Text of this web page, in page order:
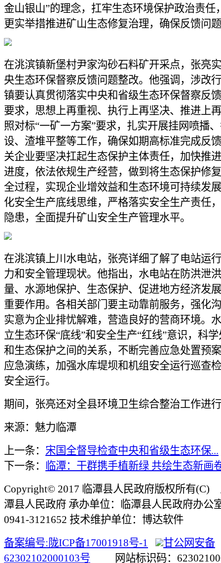
金山银山”的理念，扛牢生态环境保护政治责任
更实举措推进矿山生态修复治理，确保反馈问
在洮滨镇新堡村尹家沟砂石料矿开采点，张亮
央生态环保督察反馈问题整改。他强调，涉改
镇要认真贯彻落实中央和省级生态环保督察反
要求，思想上再重视、执行上再坚决、推进上
照对标“一矿一方案”要求，扎实开展挂网喷播
设、渣堆平整等工作，确保如期高标准完成反
关企业要坚决扛起生态保护主体责任，加快推
进度，依法依规生产经营，做到将生态保护修
全过程，实现企业增效益和生态环境可持续发
化安全生产底线思维，严格落实安全生产责任
隐患，全面提升矿山安全生产管理水平。
在洮滨镇上川水电站，张亮详细了解了电站运
力和安全管理现状。他指出，水电站在防洪泄
量、水源地保护、生态保护、促进地方经济发
重要作用。各相关部门要主动靠前服务，强化
实意为企业排忧解难，营造良好的营商环境。
立生态环保“底线”和安全生产“红线”意识，科
和生态保护之间的关系，不断完善应急处置预
应急演练，加强水库堤坝和机组安全运行巡查
安全运行。
期间，张亮还对全县环境卫生综合整治工作进
来源：魅力临潭
上一条： 宋国全督导检查中央和省级生态环保...
下一条： 临潭：干群携手植新绿 共绘生态新画
Copyright© 2017 临潭县人民政府版权所有(C)
潭县人民政府 承办单位：临潭县人民政府办
0941-3121652 技术维护单位：博达软件
备案编号:陇ICP备17001918号-1
甘公网安备
62302102000103号 网站标识码：